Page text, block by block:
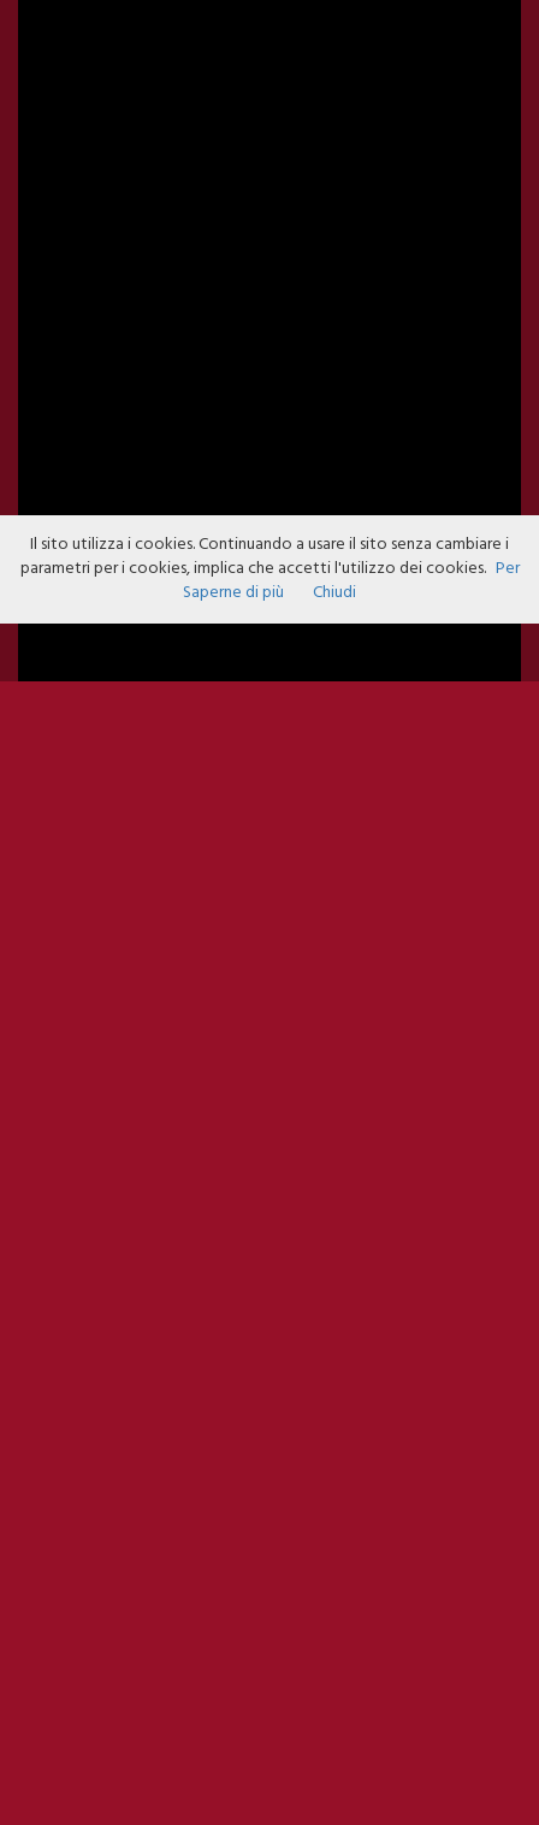
Il sito utilizza i cookies. Continuando a usare il sito senza cambiare i
parametri per i cookies, implica che accetti l'utilizzo dei cookies. Per
Saperne di più
Chiudi